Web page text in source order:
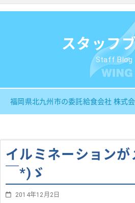
スタッフ
Staff Blog
福岡県北九州市の委託給食会社 株式
イルミネーション
￣*)ゞ
2014年12月2日